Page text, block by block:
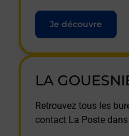
Je découvre
LA
Retrouvez tous les
contact La Poste